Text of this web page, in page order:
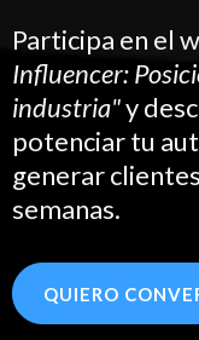
Participa en el
Influencer:
industria"y
potenciar tu
generar
semanas.
QUIERO